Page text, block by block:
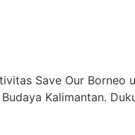
Save Our
Kalimantan.